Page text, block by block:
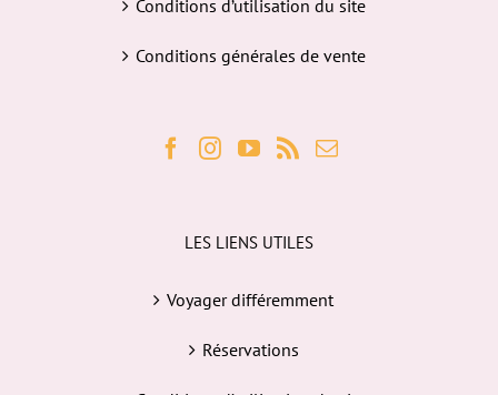
Conditions d’utilisation du site
Conditions générales de vente
LES LIENS UTILES
Voyager différemment
Réservations